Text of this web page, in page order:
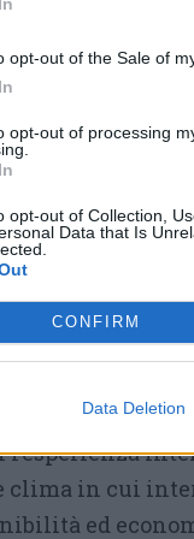
opt-out of the Sale of
opt-out of processing
opt-out of Collection,
Data that Is
CONFIRM
Data Deletion
come mondi
della
della
che
su questi
ma anche
e sia
della
avremo
a crescere».
clima in cui
ed